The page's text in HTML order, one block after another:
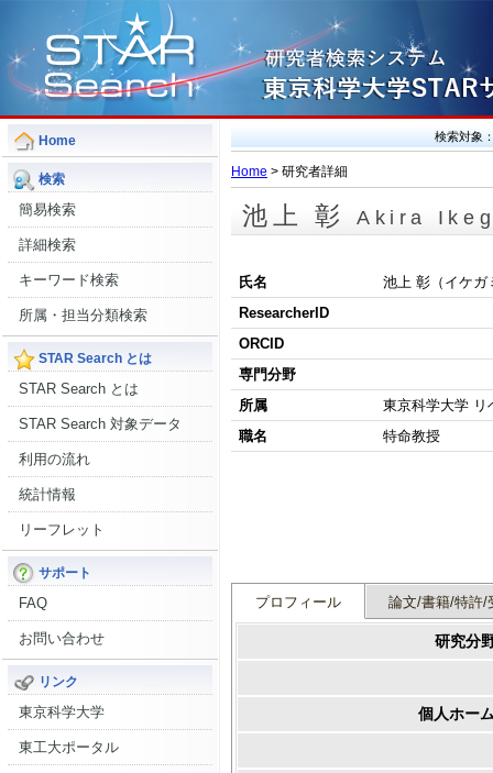
Home
検索
簡易検索
詳細検索
キーワード検索
所属・担当分類検索
STAR Search とは
STAR Search とは
STAR Search 対象データ
利用の流れ
統計情報
リーフレット
サポート
FAQ
お問い合わせ
リンク
東京科学大学
東工大ポータル
検索対象
Home > 研究者詳細
池上 彰Akira
氏名
池上 彰（イケガ
ResearcherID
ORCID
専門分野
所属
東京科学大学 リ
職名
特命教授
プロフィール 論文/書籍/特許/
研究分
個人ホー